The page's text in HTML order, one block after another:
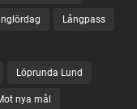
Långpass
Löprunda Lund
nya mål